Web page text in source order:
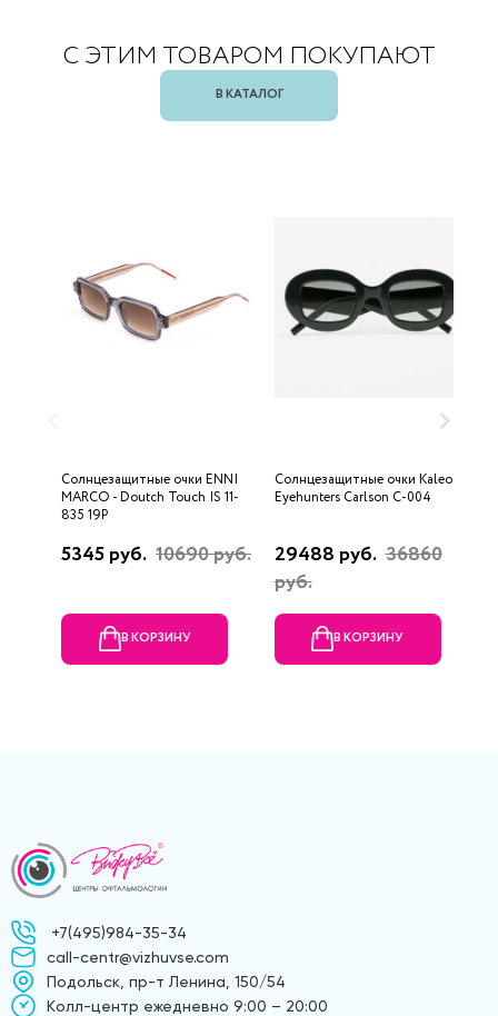
С ЭТИМ ТОВАРОМ ПОКУПАЮТ
В КАТАЛОГ
Солнцезащитные очки ENNI
MARCO - Doutch Touch IS 11-
835 19P
5345 руб. 10690 руб.
В КОРЗИНУ
Солнцезащитные очки Kaleos
Eyehunters Carlson C-004
29488 руб. 36860
руб.
В КОРЗИНУ
+7(495)984-35-34
call-centr@vizhuvse.com
Подольск, пр-т Ленина, 150/54
Kолл-центр ежедневно 9:00 – 20:00